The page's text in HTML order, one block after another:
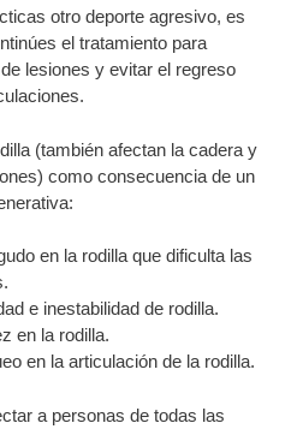
otro deporte agresivo, es
el tratamiento para
lesiones y evitar el regreso
(también afectan la cadera y
como consecuencia de un
en la rodilla que dificulta las
e inestabilidad de rodilla.
en la rodilla.
en la articulación de la rodilla.
a personas de todas las